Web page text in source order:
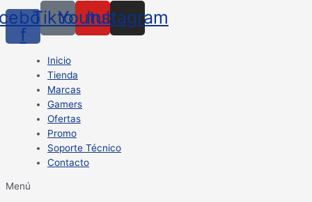
f
TiktokYoutube
Instagram
Inicio
Tienda
Marcas
Gamers
Ofertas
Promo
Soporte Técnico
Contacto
Menú